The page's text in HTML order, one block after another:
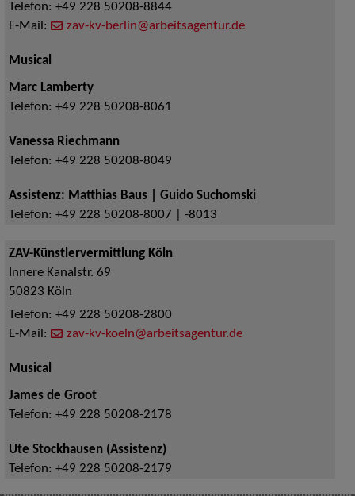
Telefon: +49 228 50208-8844
E-Mail:
zav-kv-berlin@arbeitsagentur.de
Musical
Marc Lamberty
Telefon: +49 228 50208-8061
Vanessa Riechmann
Telefon: +49 228 50208-8049
Assistenz: Matthias Baus | Guido Suchomski
Telefon: +49 228 50208-8007 | -8013
ZAV-Künstlervermittlung Köln
Innere Kanalstr. 69
50823 Köln
Telefon: +49 228 50208-2800
E-Mail:
zav-kv-koeln@arbeitsagentur.de
Musical
James de Groot
Telefon: +49 228 50208-2178
Ute Stockhausen (Assistenz)
Telefon: +49 228 50208-2179